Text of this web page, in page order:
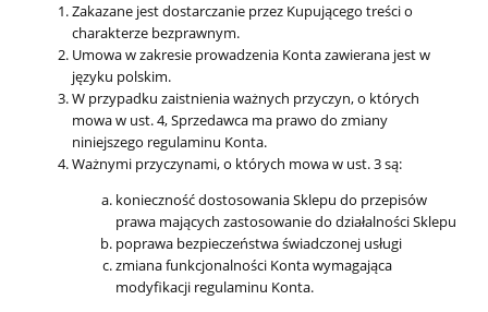
Zakazane jest dostarczanie przez Kupującego treści o
charakterze bezprawnym.
Umowa w zakresie prowadzenia Konta zawierana jest w
języku polskim.
W przypadku zaistnienia ważnych przyczyn, o których
mowa w ust. 4, Sprzedawca ma prawo do zmiany
niniejszego regulaminu Konta.
Ważnymi przyczynami, o których mowa w ust. 3 są:
konieczność dostosowania Sklepu do przepisów
prawa mających zastosowanie do działalności Sklepu
poprawa bezpieczeństwa świadczonej usługi
zmiana funkcjonalności Konta wymagająca
modyfikacji regulaminu Konta.